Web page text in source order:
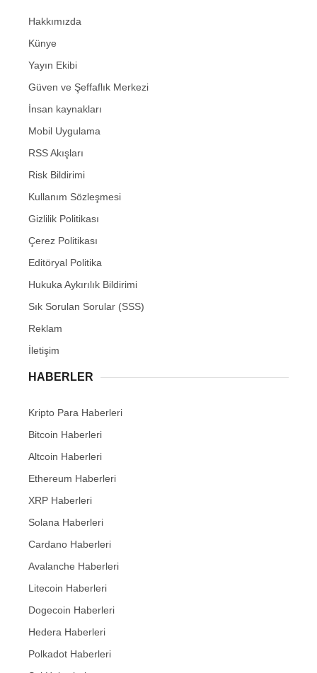
Hakkımızda
Künye
Yayın Ekibi
Güven ve Şeffaflık Merkezi
İnsan kaynakları
Mobil Uygulama
RSS Akışları
Risk Bildirimi
Kullanım Sözleşmesi
Gizlilik Politikası
Çerez Politikası
Editöryal Politika
Hukuka Aykırılık Bildirimi
Sık Sorulan Sorular (SSS)
Reklam
İletişim
HABERLER
Kripto Para Haberleri
Bitcoin Haberleri
Altcoin Haberleri
Ethereum Haberleri
XRP Haberleri
Solana Haberleri
Cardano Haberleri
Avalanche Haberleri
Litecoin Haberleri
Dogecoin Haberleri
Hedera Haberleri
Polkadot Haberleri